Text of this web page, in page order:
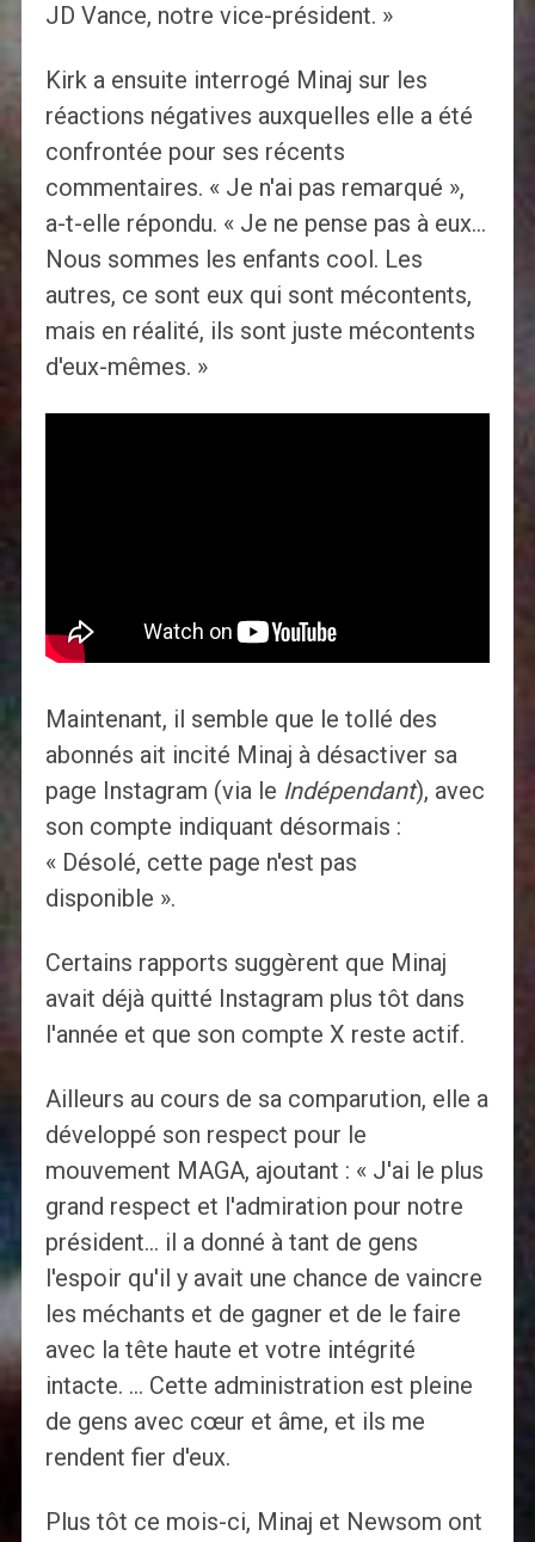
JD Vance, notre vice-président. »
Kirk a ensuite interrogé Minaj sur les
réactions négatives auxquelles elle a été
confrontée pour ses récents
commentaires. « Je n'ai pas remarqué »,
a-t-elle répondu. « Je ne pense pas à eux…
Nous sommes les enfants cool. Les
autres, ce sont eux qui sont mécontents,
mais en réalité, ils sont juste mécontents
d'eux-mêmes. »
Maintenant, il semble que le tollé des
abonnés ait incité Minaj à désactiver sa
page Instagram (via le Indépendant), avec
son compte indiquant désormais :
« Désolé, cette page n'est pas
disponible ».
Certains rapports suggèrent que Minaj
avait déjà quitté Instagram plus tôt dans
l'année et que son compte X reste actif.
Ailleurs au cours de sa comparution, elle a
développé son respect pour le
mouvement MAGA, ajoutant : « J'ai le plus
grand respect et l'admiration pour notre
président… il a donné à tant de gens
l'espoir qu'il y avait une chance de vaincre
les méchants et de gagner et de le faire
avec la tête haute et votre intégrité
intacte. … Cette administration est pleine
de gens avec cœur et âme, et ils me
rendent fier d'eux.
Plus tôt ce mois-ci, Minaj et Newsom ont